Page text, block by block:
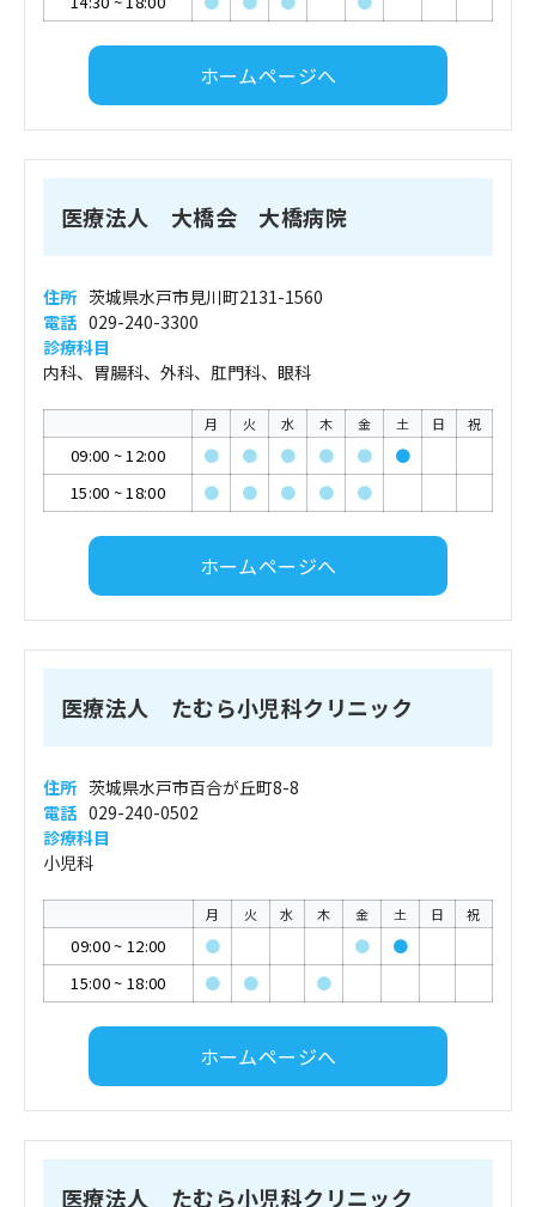
ホームページへ
医療法人 大橋会 大橋病院
住所 茨城県水戸市見川町2131-1560
電話 029-240-3300
診療科目
内科、胃腸科、外科、肛門科、眼科
月 火 水 木 金 土 日 祝
09:00 ~12:00 ● ● ● ● ●
●
15:00 ~18:00 ● ● ● ● ●
ホームページへ
医療法人 たむら小児科クリニック
住所 茨城県水戸市百合が丘町8-8
電話 029-240-0502
診療科目
小児科
月 火 水 木 金 土 日 祝
09:00~ 12:00 ● ●
●
15:00~ 18:00 ● ● ●
ホームページへ
医療法人 たむら小児科クリニック